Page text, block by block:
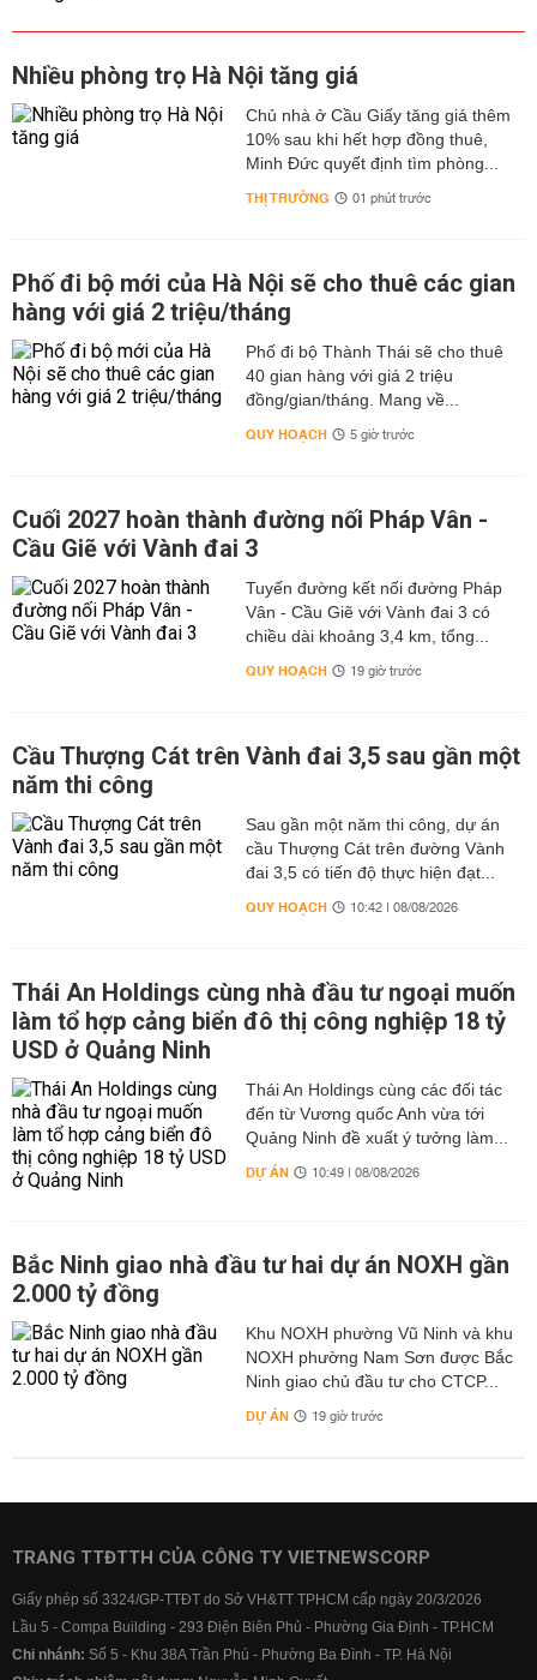
Nhiều phòng trọ Hà Nội tăng giá
Chủ nhà ở Cầu Giấy tăng giá thêm
10% sau khi hết hợp đồng thuê,
Minh Đức quyết định tìm phòng...
THỊ TRƯỜNG 01 phút trước
Phố đi bộ mới của Hà Nội sẽ cho thuê các gian
hàng với giá 2 triệu/tháng
Phố đi bộ Thành Thái sẽ cho thuê
40 gian hàng với giá 2 triệu
đồng/gian/tháng. Mang về...
QUY HOẠCH 5 giờ trước
Cuối 2027 hoàn thành đường nối Pháp Vân -
Cầu Giẽ với Vành đai 3
Tuyến đường kết nối đường Pháp
Vân - Cầu Giẽ với Vành đai 3 có
chiều dài khoảng 3,4 km, tổng...
QUY HOẠCH 19 giờ trước
Cầu Thượng Cát trên Vành đai 3,5 sau gần một
năm thi công
Sau gần một năm thi công, dự án
cầu Thượng Cát trên đường Vành
đai 3,5 có tiến độ thực hiện đạt...
QUY HOẠCH 10:42 | 08/08/2026
Thái An Holdings cùng nhà đầu tư ngoại muốn
làm tổ hợp cảng biển đô thị công nghiệp 18 tỷ
USD ở Quảng Ninh
Thái An Holdings cùng các đối tác
đến từ Vương quốc Anh vừa tới
Quảng Ninh đề xuất ý tưởng làm...
DỰ ÁN 10:49 | 08/08/2026
Bắc Ninh giao nhà đầu tư hai dự án NOXH gần
2.000 tỷ đồng
Khu NOXH phường Vũ Ninh và khu
NOXH phường Nam Sơn được Bắc
Ninh giao chủ đầu tư cho CTCP...
DỰ ÁN 19 giờ trước
TRANG TTĐTTH CỦA CÔNG TY VIETNEWSCORP
Giấy phép số 3324/GP-TTĐT do Sở VH&TT TPHCM cấp ngày 20/3/2026
Lầu 5 - Compa Building - 293 Điện Biên Phủ - Phường Gia Định - TP.HCM
Chi nhánh: Số 5 - Khu 38A Trần Phú - Phường Ba Đình - TP. Hà Nội